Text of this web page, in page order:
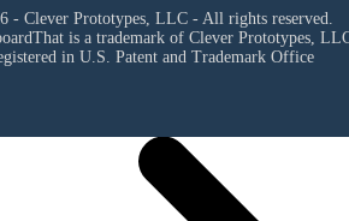
- Clever Prototypes, LLC - All rights reserved.
is a trademark of Clever Prototypes,
in U.S. Patent and Trademark Office